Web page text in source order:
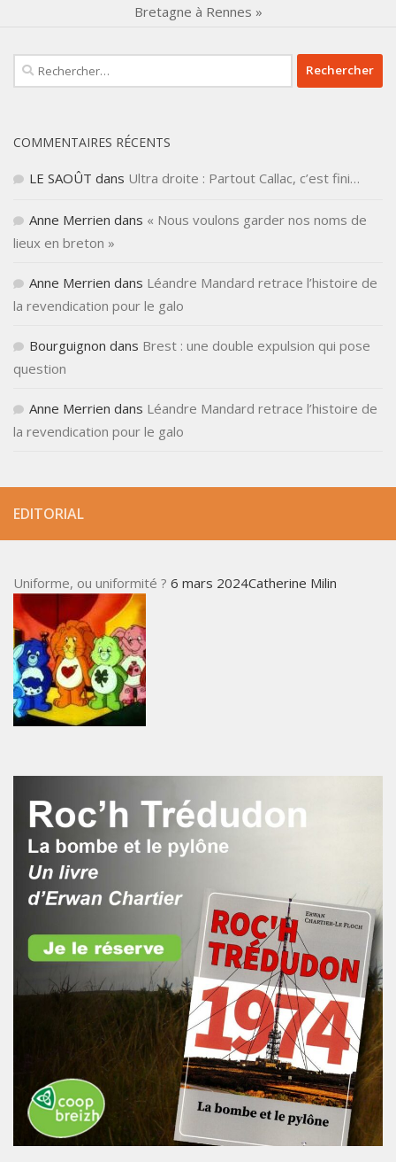
Bretagne à Rennes »
Rechercher :
COMMENTAIRES RÉCENTS
LE SAOÛT dans Ultra droite : Partout Callac, c’est fini…
Anne Merrien dans « Nous voulons garder nos noms de
lieux en breton »
Anne Merrien dans Léandre Mandard retrace l’histoire de
la revendication pour le galo
Bourguignon dans Brest : une double expulsion qui pose
question
Anne Merrien dans Léandre Mandard retrace l’histoire de
la revendication pour le galo
EDITORIAL
Uniforme, ou uniformité ? 6 mars 2024Catherine Milin